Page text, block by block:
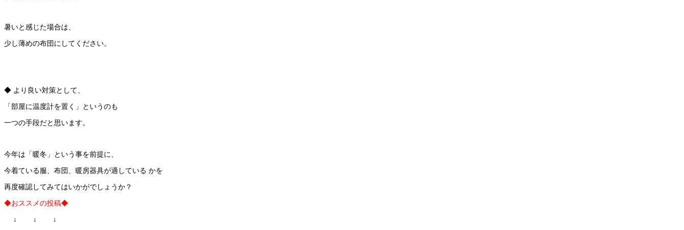
暑いと感じた場合は、
少し薄めの布団にしてください。
◆ より良い対策として、
「部屋に温度計を置く」というのも
一つの手段だと思います。
今年は「暖冬」という事を前提に、
今着ている服、布団、暖房器具が適している かを
再度確認してみてはいかがでしょうか？
◆おススメの投稿◆
↓ ↓ ↓